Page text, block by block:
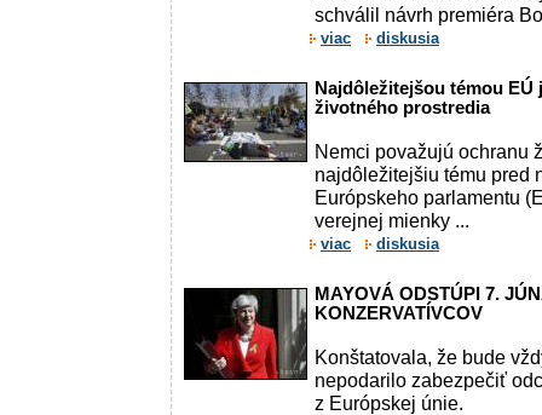
schválil návrh premiéra
viac diskusia
Najdôležitejšou témou
životného prostredia
Nemci považujú ochranu
najdôležitejšiu tému pred
Európskeho parlamentu
verejnej mienky ...
viac diskusia
MAYOVÁ ODSTÚPI 7.
KONZERVATÍVCOV
Konštatovala, že bude
nepodarilo zabezpečiť
z Európskej únie.